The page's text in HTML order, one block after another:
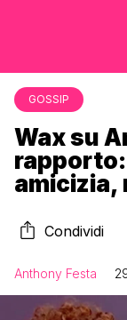
GOSSIP
Wax su
rapporto:
amicizia,
Condividi
Anthony Festa